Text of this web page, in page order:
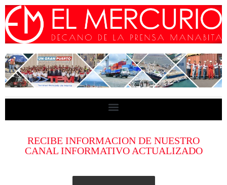
RECIBE INFORMACION DE NUESTRO
CANAL INFORMATIVO ACTUALIZADO